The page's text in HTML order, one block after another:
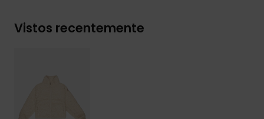
Vistos recentemente